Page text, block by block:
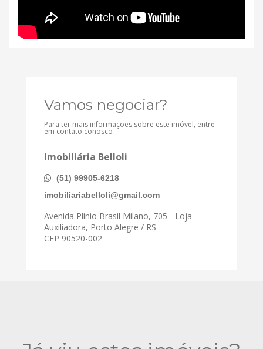
Vamos negociar?
Para ter mais informações sobre este imóvel, entre
em contato conosco
Imobiliária Belloli
(51) 99905-6218
imobiliariabelloli@gmail.com
Avenida Plínio Brasil Milano, 705 - Loja
Auxiliadora, Porto Alegre / RS
CEP 90520-002